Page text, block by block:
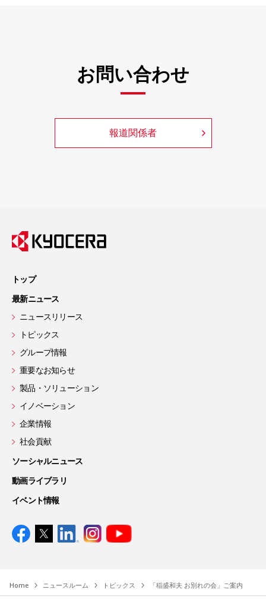
お問い合わせ
報道関係者
トップ
最新ニュース
ニュースリリース
トピックス
グループ情報
重要なお知らせ
製品・ソリューション
イノベーション
企業情報
社会貢献
ソーシャルニュース
動画ライブラリ
イベント情報
Home ニュースルーム トピックス 「稲盛和夫 お別れの会」ご案内